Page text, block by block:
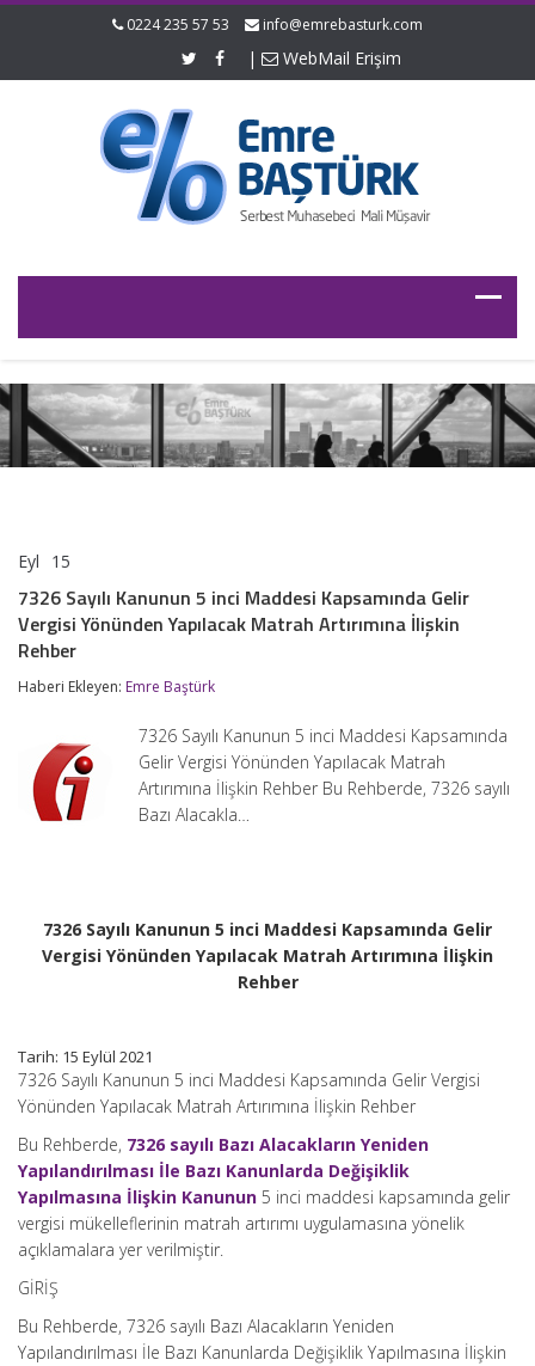
0224 235 57 53 info@emrebasturk.com
| WebMail Erişim
Eyl 15
Kanunun
5
Kapsamında
Yönünden
Yapılacak
Matrah
Artırımına
7326 Sayılı Kanunun 5 inci Maddesi Kapsamında Gelir
Vergisi Yönünden Yapılacak Matrah Artırımına İlişkin
Rehber
Haberi Ekleyen: Emre Baştürk
7326 Sayılı Kanunun 5 inci Maddesi Kapsamında
Gelir Vergisi Yönünden Yapılacak Matrah
Artırımına İlişkin Rehber Bu Rehberde, 7326 sayılı
Bazı Alacakla…
7326 Sayılı Kanunun 5 inci Maddesi Kapsamında Gelir
Vergisi Yönünden Yapılacak Matrah Artırımına İlişkin
Rehber
Tarih: 15 Eylül 2021
7326 Sayılı Kanunun 5 inci Maddesi Kapsamında Gelir Vergisi
Yönünden Yapılacak Matrah Artırımına İlişkin Rehber
Bu Rehberde, 7326 sayılı Bazı Alacakların Yeniden
Yapılandırılması İle Bazı Kanunlarda Değişiklik
Yapılmasına İlişkin Kanunun 5 inci maddesi kapsamında gelir
vergisi mükelleflerinin matrah artırımı uygulamasına yönelik
açıklamalara yer verilmiştir.
GİRİŞ
Bu Rehberde, 7326 sayılı Bazı Alacakların Yeniden
Yapılandırılması İle Bazı Kanunlarda Değişiklik Yapılmasına İlişkin